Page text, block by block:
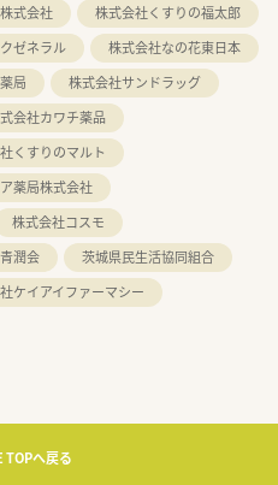
式会社
株式会社くすりの福太郎
ゼネラル
株式会社なの花東日本
局
株式会社サンドラッグ
会社カワチ薬品
くすりのマルト
薬局株式会社
株式会社コスモ
潤会
茨城県民生活協同組合
ケイアイファーマシー
TOPへ戻る